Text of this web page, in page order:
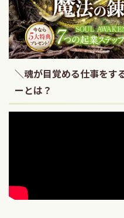
＼魂が目覚める仕事をす
ーとは？